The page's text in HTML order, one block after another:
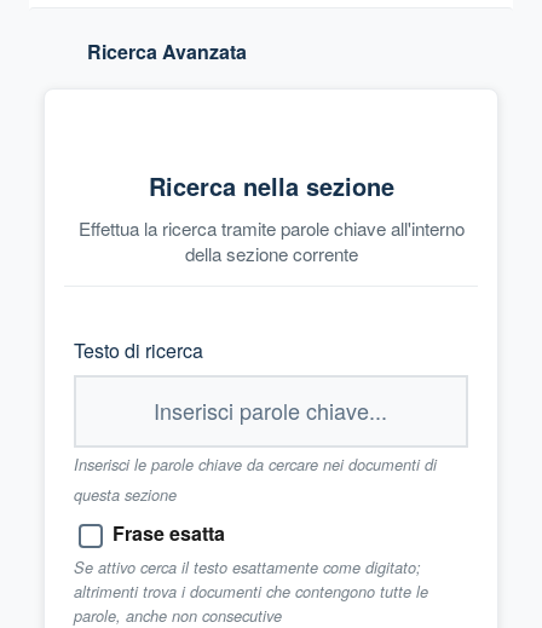
Ricerca Avanzata
Ricerca nella sezione
Effettua la ricerca tramite parole chiave all'interno
della sezione corrente
Testo di ricerca
Inserisci le parole chiave da cercare nei documenti di
questa sezione
Frase esatta
Se attivo cerca il testo esattamente come digitato;
altrimenti trova i documenti che contengono tutte le
parole, anche non consecutive